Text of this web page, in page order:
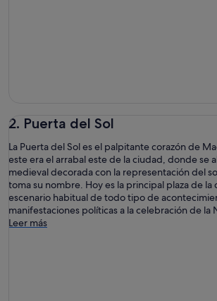
2. Puerta del Sol
La Puerta del Sol es el palpitante corazón de
este era el arrabal este de la ciudad, donde se
medieval decorada con la representación del
toma su nombre. Hoy es la principal plaza de la
escenario habitual de todo tipo de
manifestaciones políticas a la celebración de la
Leer más